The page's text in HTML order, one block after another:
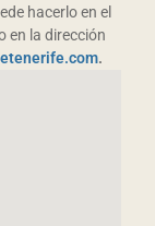
hacerlo en el
en la dirección
.